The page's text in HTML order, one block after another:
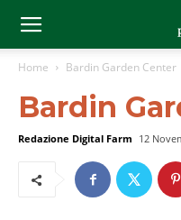
Home Bardin Garden Center
Bardin
Redazione Digital Farm 12